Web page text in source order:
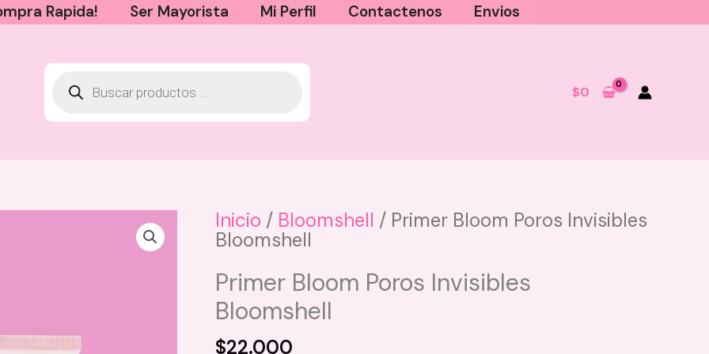
Rapida! Ser Mayorista Mi Perfil Contactenos Envios
$0
Inicio / Bloomshell / Primer Bloom Poros Invisibles
Bloomshell
Primer Bloom Poros Invisibles
Bloomshell
$22.000
Jabon Facial Bloom Cleanser
$24.000